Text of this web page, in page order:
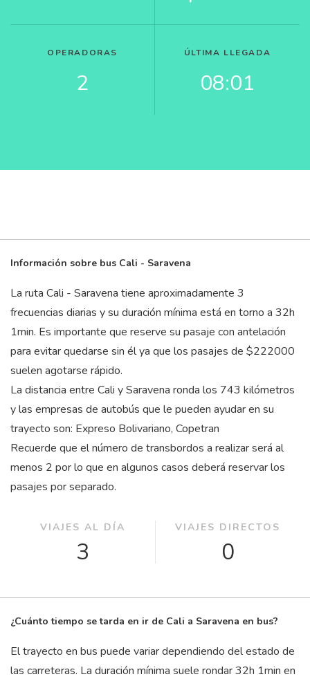
OPERADORAS
2
ÚLTIMA LLEGADA
08:01
Información sobre bus Cali - Saravena
La ruta Cali - Saravena tiene aproximadamente 3
frecuencias diarias y su duración mínima está en torno a 32h
1min. Es importante que reserve su pasaje con antelación
para evitar quedarse sin él ya que los pasajes de $222000
suelen agotarse rápido.
La distancia entre Cali y Saravena ronda los 743 kilómetros
y las empresas de autobús que le pueden ayudar en su
trayecto son: Expreso Bolivariano, Copetran
Recuerde que el número de transbordos a realizar será al
menos 2 por lo que en algunos casos deberá reservar los
pasajes por separado.
VIAJES AL DÍA
3
VIAJES DIRECTOS
0
¿Cuánto tiempo se tarda en ir de Cali a Saravena en bus?
El trayecto en bus puede variar dependiendo del estado de
las carreteras. La duración mínima suele rondar 32h 1min en